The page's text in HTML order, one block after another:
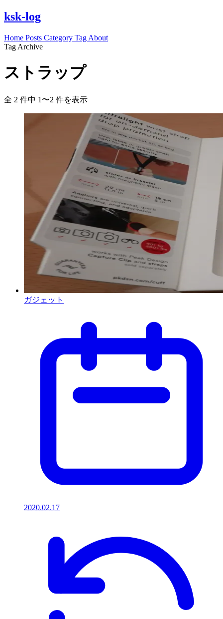
ksk-log
Home Posts Category Tag About
Tag Archive
ストラップ
全 2 件中 1〜2 件を表示
ガジェット
2020.02.17